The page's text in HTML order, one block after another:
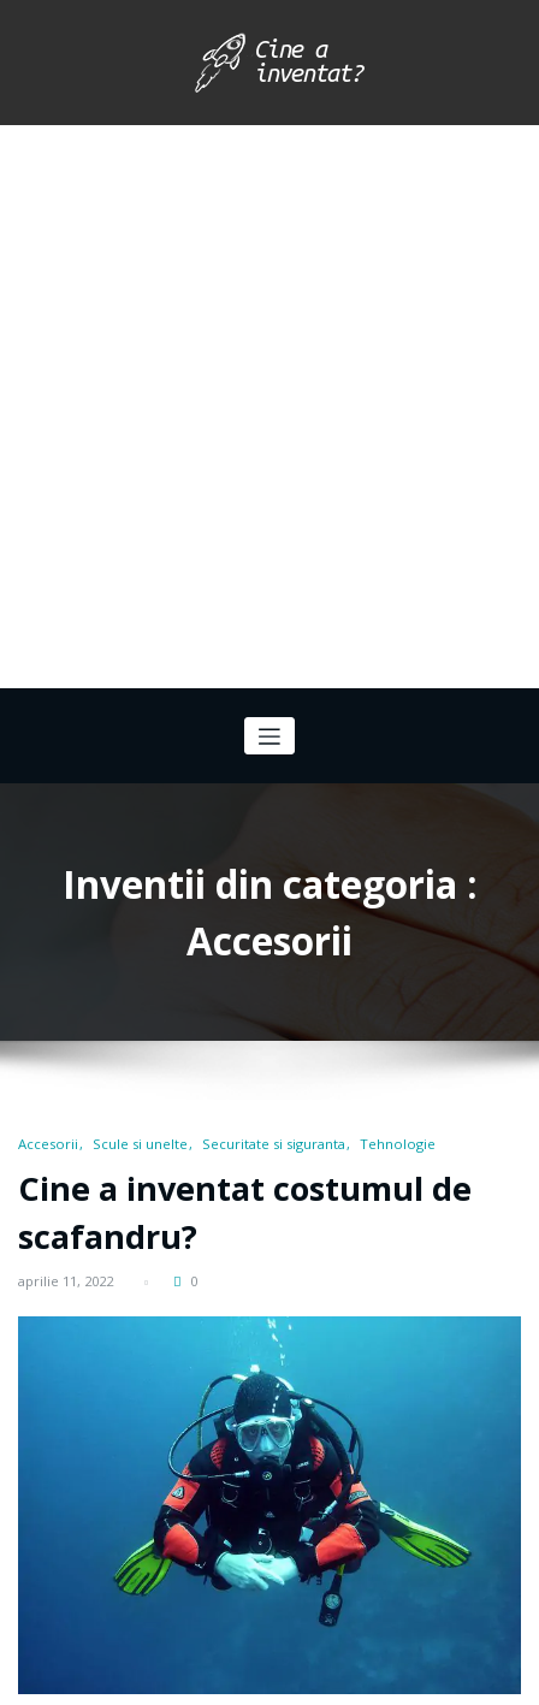
Inventii din categoria :
Accesorii
Accesorii Scule si unelte Securitate si siguranta Tehnologie
Cine a inventat costumul de
scafandru?
aprilie 11, 2022 0